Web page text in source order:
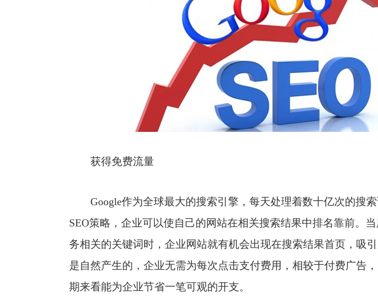
获得免费流量
Google作为全球最大的搜索引擎，每天处理着数十亿次的搜索
SEO策略，企业可以使自己的网站在相关搜索结果中排名靠前。
务相关的关键词时，企业网站就有机会出现在搜索结果首页，吸
是自然产生的，企业无需为每次点击支付费用，相较于付费广告
期来看能为企业节省一笔可观的开支。